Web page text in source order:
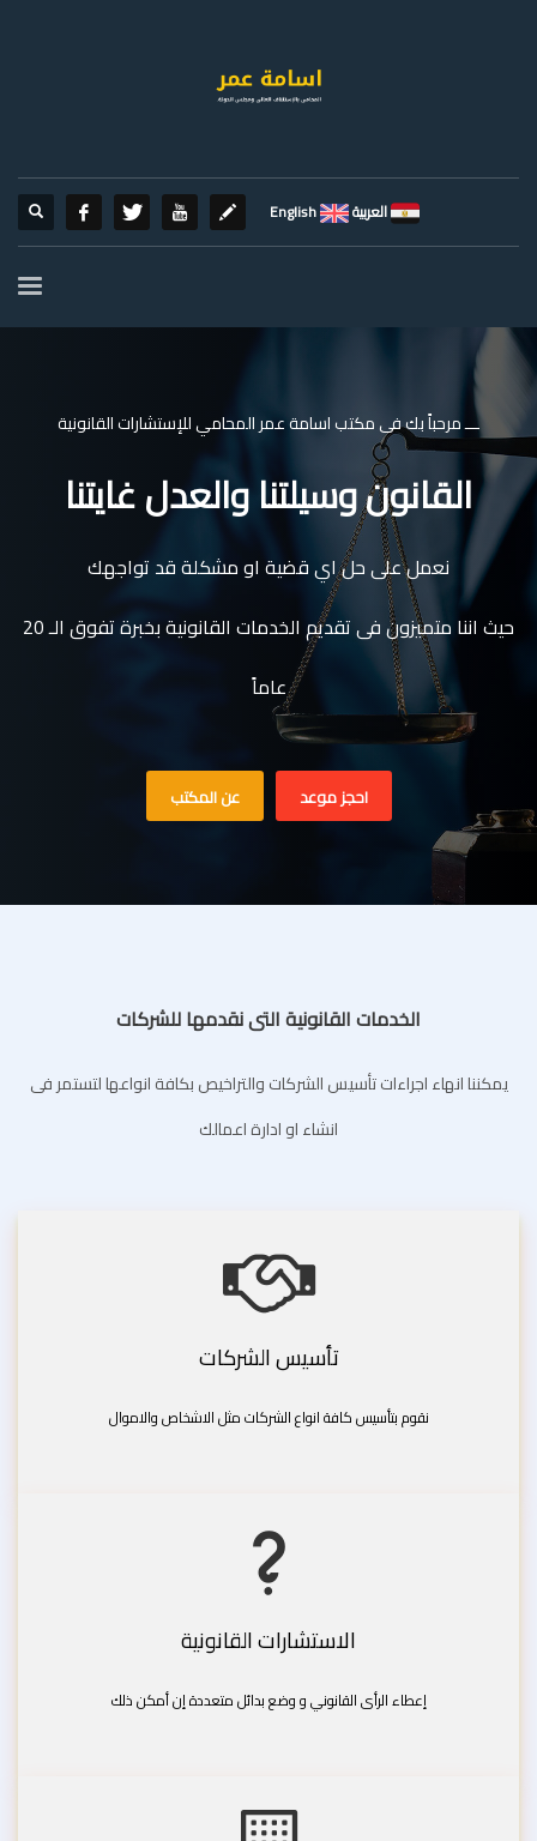
العربية English
ـــ مرحباً بك فى مكتب اسامة عمر المحامي للإستشارات القانونية
القانون وسيلتنا والعدل غايتنا
نعمل على حل اي قضية او مشكلة قد تواجهك
حيث اننا متميزون فى تقديم الخدمات القانونية بخبرة تفوق الـ 20
عاماً
احجز موعد عن المكتب
الخدمات القانونية التى نقدمها للشركات
يمكننا انهاء اجراءات تأسيس الشركات والتراخيص بكافة انواعها لتستمر فى
انشاء او ادارة اعمالك
تأسيس الشركات
نقوم بتأسيس كافة انواع الشركات مثل الاشخاص والاموال
الاستشارات القانونية
إعطاء الرأى القانوني و وضع بدائل متعددة إن أمكن ذلك